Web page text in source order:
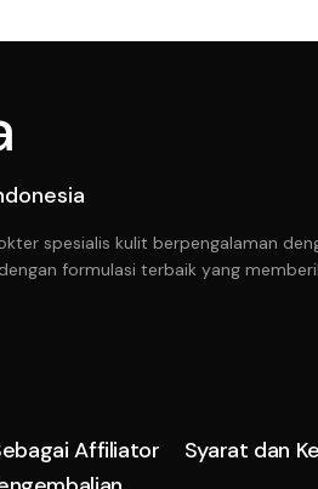
spesialis kulit berpengalaman
formulasi terbaik yang
Affiliator
Syarat dan